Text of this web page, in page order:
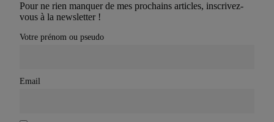
Pour ne rien manquer de mes prochains articles, inscrivez-
vous à la newsletter !
Votre prénom ou pseudo
Email